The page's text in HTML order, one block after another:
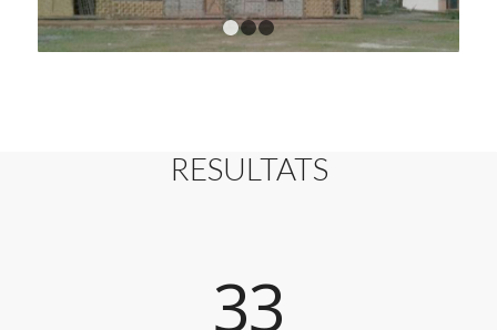
1 2 3
RESULTATS
33